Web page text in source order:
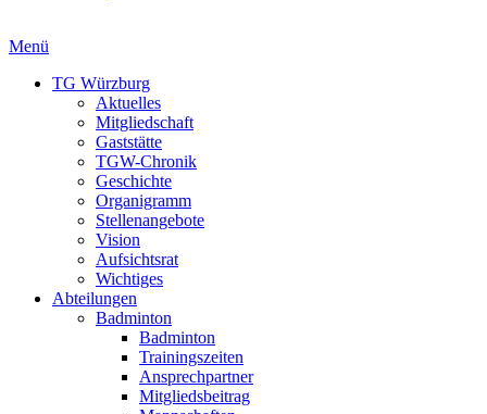
Menü
TG Würzburg
Aktuelles
Mitgliedschaft
Gaststätte
TGW-Chronik
Geschichte
Organigramm
Stellenangebote
Vision
Aufsichtsrat
Wichtiges
Abteilungen
Badminton
Badminton
Trainingszeiten
Ansprechpartner
Mitgliedsbeitrag